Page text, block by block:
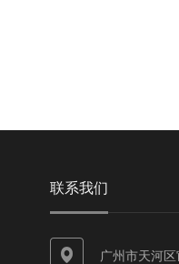
联系我们
广州市天河